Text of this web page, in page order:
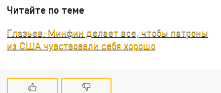
Читайте по теме
Глазьев: Минфин делает все, чтобы патроны
из США чувствовали себя хорошо